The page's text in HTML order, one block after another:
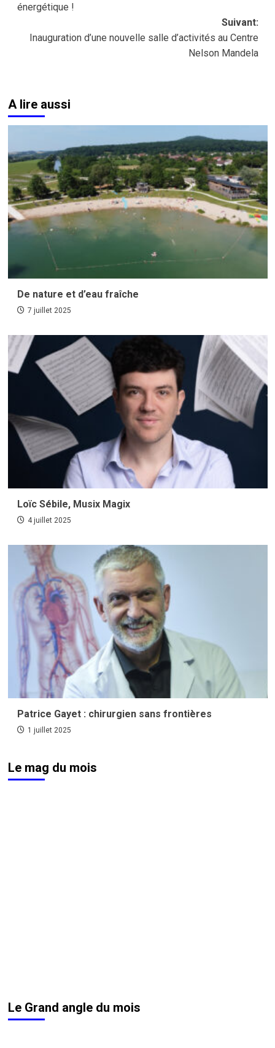
énergétique !
Suivant:
Inauguration d’une nouvelle salle d’activités au Centre
Nelson Mandela
A lire aussi
De nature et d’eau fraîche
7 juillet 2025
Loïc Sébile, Musix Magix
4 juillet 2025
Patrice Gayet : chirurgien sans frontières
1 juillet 2025
Le mag du mois
Le Grand angle du mois